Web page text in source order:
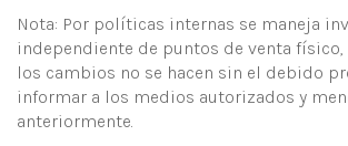
Nota: Por políticas internas se maneja
independiente de puntos de venta físico,
los cambios no se hacen sin el debido
informar a los medios autorizados y
anteriormente.